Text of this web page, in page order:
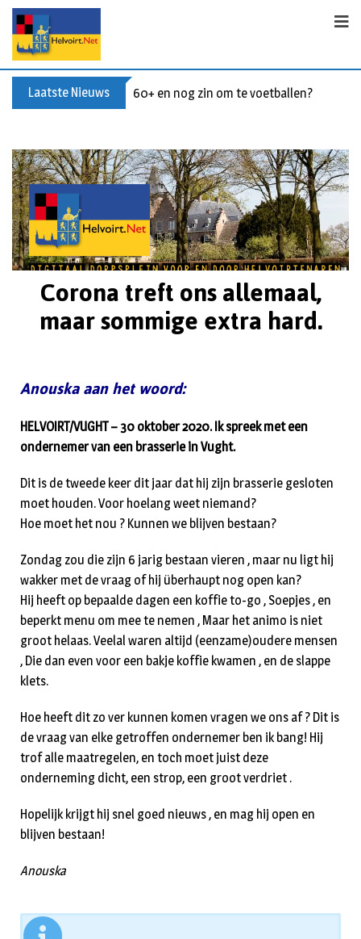
Laatste Nieuws 60+ en nog zin om te voetballen? Kom
Corona treft ons allemaal,
maar sommige extra hard.
Anouska aan het woord:
HELVOIRT/VUGHT – 30 oktober 2020. Ik spreek met een
ondernemer van een brasserie in Vught.
Dit is de tweede keer dit jaar dat hij zijn brasserie gesloten
moet houden. Voor hoelang weet niemand?
Hoe moet het nou ? Kunnen we blijven bestaan?
Zondag zou die zijn 6 jarig bestaan vieren , maar nu ligt hij
wakker met de vraag of hij überhaupt nog open kan?
Hij heeft op bepaalde dagen een koffie to-go , Soepjes , en
beperkt menu om mee te nemen , Maar het animo is niet
groot helaas. Veelal waren altijd (eenzame)oudere mensen
, Die dan even voor een bakje koffie kwamen , en de slappe
klets.
Hoe heeft dit zo ver kunnen komen vragen we ons af ? Dit is
de vraag van elke getroffen ondernemer ben ik bang! Hij
trof alle maatregelen, en toch moet juist deze
onderneming dicht, een strop, een groot verdriet .
Hopelijk krijgt hij snel goed nieuws , en mag hij open en
blijven bestaan!
Anouska